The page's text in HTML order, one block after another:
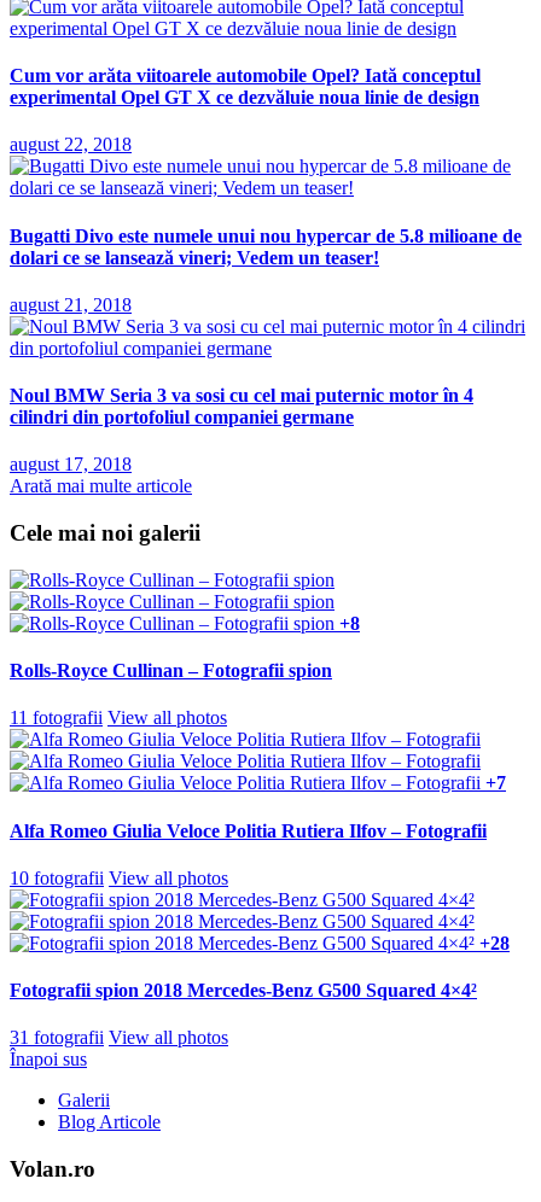
Cum vor arăta viitoarele automobile Opel? Iată conceptul
experimental Opel GT X ce dezvăluie noua linie de design
august 22, 2018
Bugatti Divo este numele unui nou hypercar de 5.8 milioane de
dolari ce se lansează vineri; Vedem un teaser!
august 21, 2018
Noul BMW Seria 3 va sosi cu cel mai puternic motor în 4
cilindri din portofoliul companiei germane
august 17, 2018
Arată mai multe articole
Cele mai noi galerii
+8
Rolls-Royce Cullinan – Fotografii spion
11 fotografii View all photos
+7
Alfa Romeo Giulia Veloce Politia Rutiera Ilfov – Fotografii
10 fotografii View all photos
+28
Fotografii spion 2018 Mercedes-Benz G500 Squared 4×4²
31 fotografii View all photos
Înapoi sus
Galerii
Blog Articole
Volan.ro